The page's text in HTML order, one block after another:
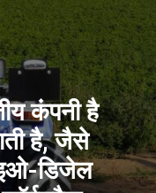
कंपनी है
है, जैसे
डिजेल